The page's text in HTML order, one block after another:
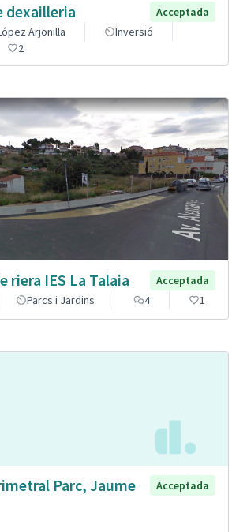
dexailleria
Acceptada
Arjonilla
Inversió
2
riera IES La Talaia
Acceptada
Parcs i Jardins 4 1
Parc, Jaume
Acceptada